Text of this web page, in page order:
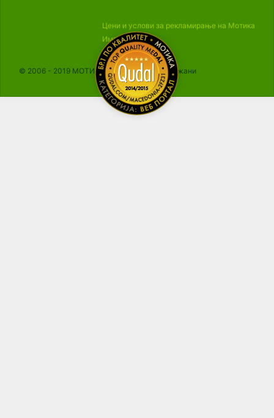
Цени и услови за рекламирање на Мотика
Импресум
© 2006 - 2019 МОТИКА, Сите права се задржани